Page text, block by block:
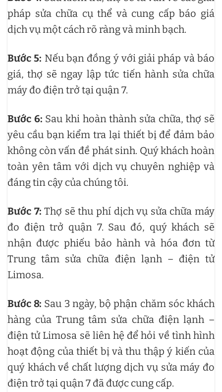
pháp sửa chữa cụ thể và cung cấp báo giá
dịch vụ một cách rõ ràng và minh bạch.
Bước 5: Nếu bạn đồng ý với giải pháp và báo
giá, thợ sẽ ngay lập tức tiến hành sửa chữa
máy đo điện trở tại quận 7.
Bước 6: Sau khi hoàn thành sửa chữa, thợ sẽ
yêu cầu bạn kiểm tra lại thiết bị để đảm bảo
không còn vấn đề phát sinh. Quý khách hoàn
toàn yên tâm với dịch vụ chuyên nghiệp và
đáng tin cậy của chúng tôi.
Bước 7:Thợ sẽ thu phí dịch vụ sửa chữa máy
đo điện trở quận 7. Sau đó, quý khách sẽ
nhận được phiếu bảo hành và hóa đơn từ
Trung tâm sửa chữa điện lạnh – điện tử
Limosa.
Bước 8: Sau 3 ngày, bộ phận chăm sóc khách
hàng của Trung tâm sửa chữa điện lạnh –
điện tử Limosa sẽ liên hệ để hỏi về tình hình
hoạt động của thiết bị và thu thập ý kiến của
quý khách về chất lượng dịch vụ sửa máy đo
điện trở tại quận 7 đã được cung cấp.